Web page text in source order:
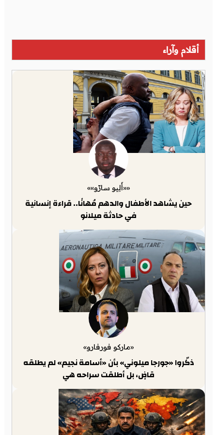
أقلام وآراء
««أَلِيو سارّو»»
حين يشاهد الأطفال والدهم مُهانًا.. قراءة إنسانية
في حادثة ميلانو
«ماركو فورفارو»
ذكّروا «جورجا ميلوني» بأن «أسامة نجيم» لم يطلقه
قاضٍ، بل أطلقت سراحه هي